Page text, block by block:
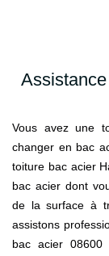
Vous avez une
changer en bac
toiture bac acier
bac acier dont
de la surface à
assistons
bac acier 08600